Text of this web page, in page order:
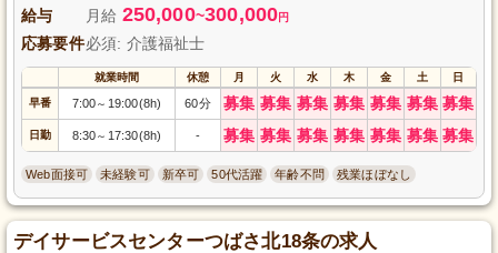
給与 月給 250,000~300,000円
応募要件必須: 介護福祉士
就業時間 休憩 月 火 水 木 金 土 日
早番 7:00～ 19:00(8h) 60分 募集 募集 募集 募集 募集 募集 募集
日勤 8:30～ 17:30(8h) - 募集 募集 募集 募集 募集 募集 募集
Web面接可 未経験可 新卒可 50代活躍 年齢不問 残業ほぼなし
デイサービスセンターつばさ北18条の求人